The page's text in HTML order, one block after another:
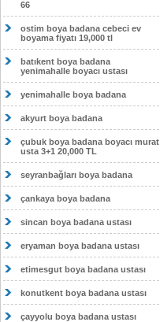
66
ostim boya badana cebeci ev
boyama fiyatı 19,000 tl
batıkent boya badana
yenimahalle boyacı ustası
yenimahalle boya badana
akyurt boya badana
çubuk boya badana boyacı murat
usta 3+1 20,000 TL
seyranbağları boya badana
çankaya boya badana
sincan boya badana ustası
eryaman boya badana ustası
etimesgut boya badana ustası
konutkent boya badana ustası
çayyolu boya badana ustası